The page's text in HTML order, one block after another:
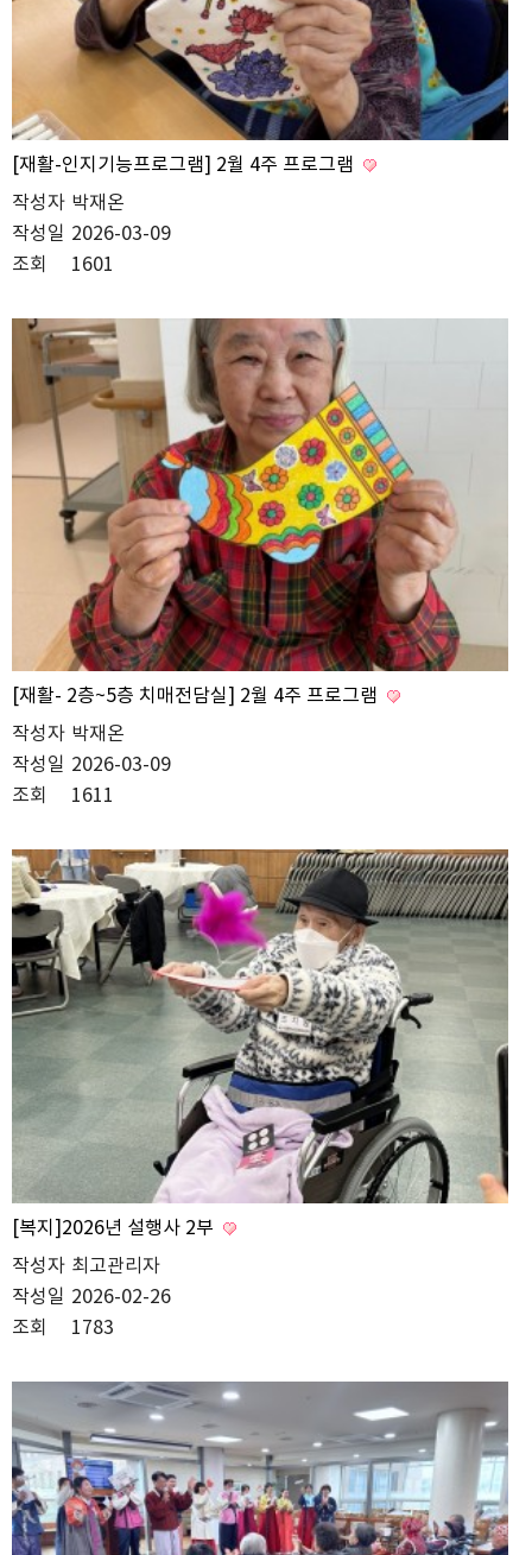
[재활-인지기능프로그램] 2월 4주 프로그램
작성자 박재온
작성일 2026-03-09
조회
1601
[재활- 2층~5층 치매전담실] 2월 4주 프로그램
작성자 박재온
작성일 2026-03-09
조회
1611
[복지]2026년 설행사 2부
작성자 최고관리자
작성일 2026-02-26
조회
1783